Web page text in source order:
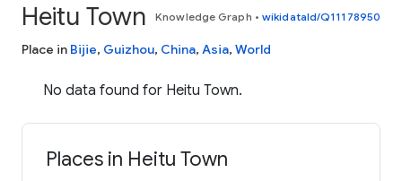
Heitu Town Knowledge Graph • wikidataId/Q11178950
Place in Bijie, Guizhou, China, Asia, World
No data found for Heitu Town.
Places in Heitu Town